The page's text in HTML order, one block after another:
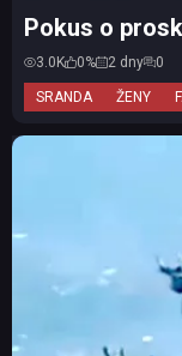
SRANDA ŽENY
Pokus o
3.0K 0% 2 dny 0